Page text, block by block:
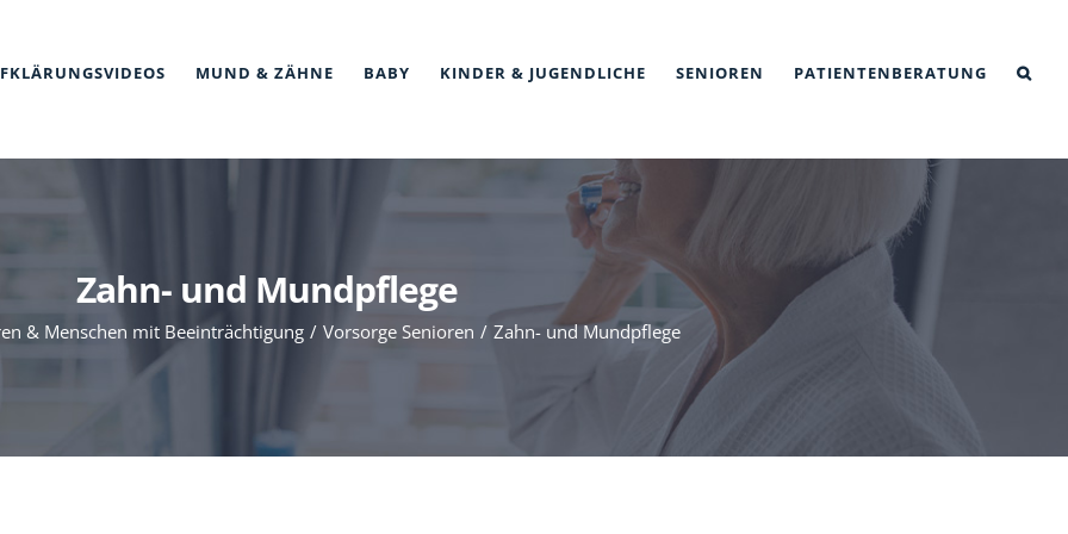
MUND & ZÄHNE BABY KINDER & JUGENDLICHE SENIOREN PATIENTENBERATUNG
Zahn- und Mundpflege
& Menschen mit Beeinträchtigung Vorsorge Senioren Zahn- und Mundpflege